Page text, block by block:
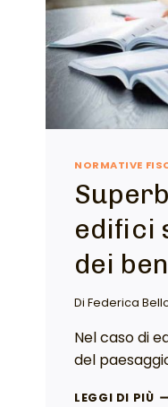
NORMATIVE
edifici
dei
Di Federica
Nel caso di
del
LEGGI DI PIÙ